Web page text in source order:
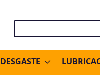
Buscar